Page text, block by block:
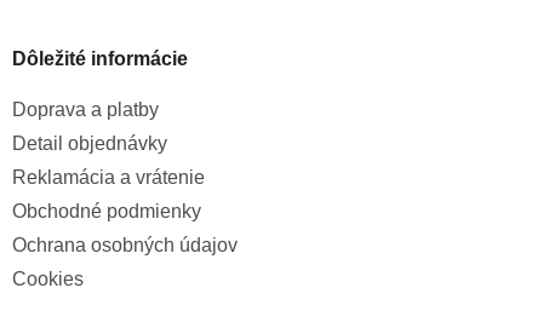
Dôležité informácie
Doprava a platby
Detail objednávky
Reklamácia a vrátenie
Obchodné podmienky
Ochrana osobných údajov
Cookies